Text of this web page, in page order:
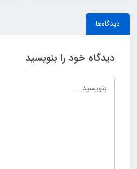
دیدگاه‌ها
دیدگاه خود را بنویسید